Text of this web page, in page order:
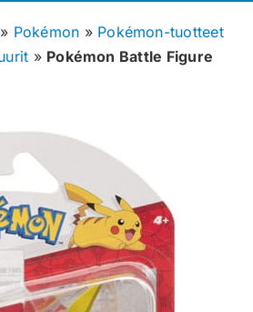
» Pokémon » Pokémon-tuotteet
» Pokémon Battle Figure